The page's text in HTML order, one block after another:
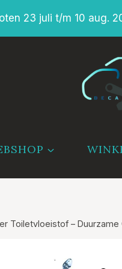
23 juli t/m 10 aug.
Toiletvloeistof –